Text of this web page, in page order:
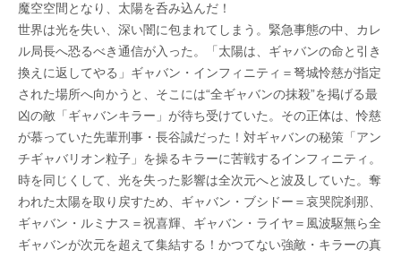
魔空空間となり、太陽を呑み込んだ！
世界は光を失い、深い闇に包まれてしまう。緊急事態の中、カレ
ル局長へ恐るべき通信が入った。「太陽は、ギャバンの命と引き
換えに返してやる」ギャバン・インフィニティ＝弩城怜慈が指定
された場所へ向かうと、そこには“全ギャバンの抹殺”を掲げる最
凶の敵「ギャバンキラー」が待ち受けていた。その正体は、怜慈
が慕っていた先輩刑事・長谷誠だった！対ギャバンの秘策「アン
チギャバリオン粒子」を操るキラーに苦戦するインフィニティ。
時を同じくして、光を失った影響は全次元へと波及していた。奪
われた太陽を取り戻すため、ギャバン・ブシドー＝哀哭院刹那、
ギャバン・ルミナス＝祝喜輝、ギャバン・ライヤ＝風波駆無ら全
ギャバンが次元を超えて集結する！かつてない強敵・キラーの真